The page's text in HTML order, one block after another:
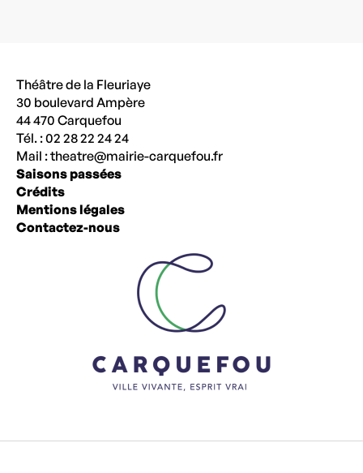
Théâtre de la Fleuriaye
30 boulevard Ampère
44 470 Carquefou
Tél. : 02 28 22 24 24
Mail :theatre@mairie-carquefou.fr
Saisons passées
Crédits
Mentions légales
Contactez-nous